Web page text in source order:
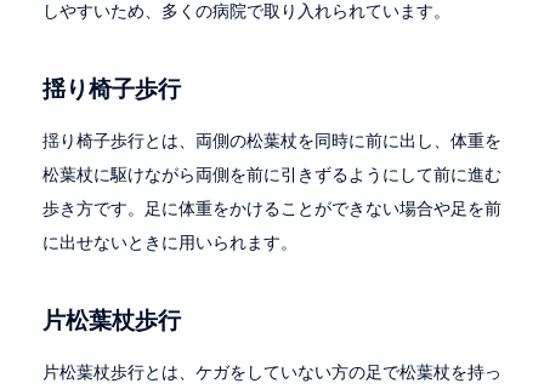
しやすいため、多くの病院で取り入れられています。
揺り椅子歩行
揺り椅子歩行とは、両側の松葉杖を同時に前に出し、体重を
松葉杖に駆けながら両側を前に引きずるようにして前に進む
歩き方です。足に体重をかけることができない場合や足を前
に出せないときに用いられます。
片松葉杖歩行
片松葉杖歩行とは、ケガをしていない方の足で松葉杖を持っ